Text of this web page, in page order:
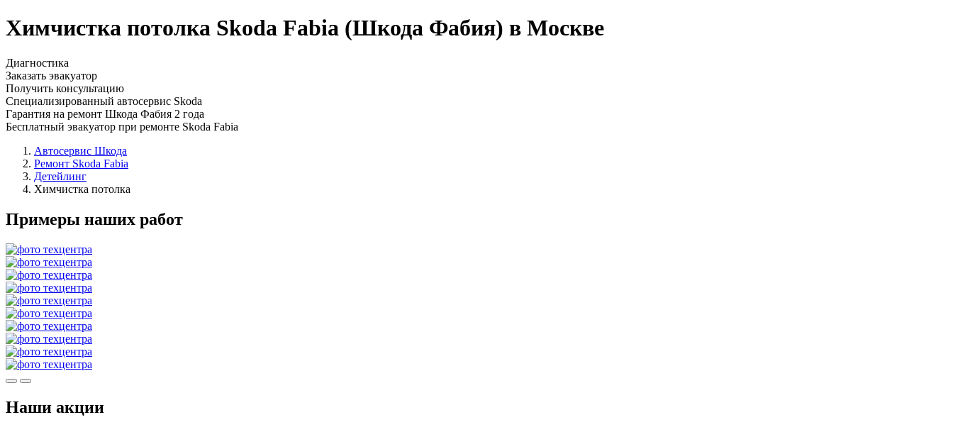
Химчистка потолка Skoda Fabia (Шкода Фабия) в Москве
Диагностика
Заказать эвакуатор
Получить консультацию
Специализированный автосервис Skoda
Гарантия на ремонт Шкода Фабия 2 года
Бесплатный эвакуатор при ремонте Skoda Fabia
Автосервис Шкода
Ремонт Skoda Fabia
Детейлинг
Химчистка потолка
Примеры наших работ
Наши акции